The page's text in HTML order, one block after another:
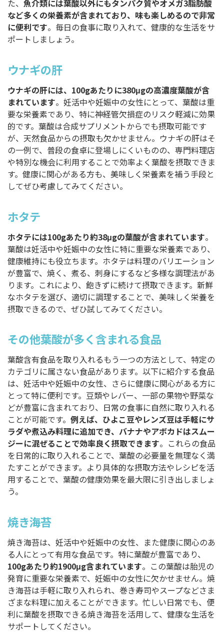
た、 魚介類には葉酸以外にもタンパク質やオメガ3脂肪酸
など多くの栄養素が含まれており、味も楽しめるので非常
に便利です。毎日の食事に取り入れて、健康的な生活をサ
ポートしましょう。
ウナギの肝
ウナギの肝には、100gあたりに380μgの高濃度葉酸が含
まれています。妊活中や妊娠中の女性にとって、葉酸は重
要な栄養素であり、特に神経管欠損症のリスク軽減に効果
的です。葉酸は合成サプリメントからでも摂取可能です
が、天然食品からの摂取も欠かせません。ウナギの肝はそ
の一例で、普段の食卓に登場しにくいものの、専門料理店
や特別な機会に利用することで効率よく葉酸を摂取できま
す。健康に関心がある方も、美味しく栄養素を補う手段と
してぜひ考慮してみてください。
ホタテ
ホタテには100gあたり約38μgの葉酸が含まれています。
葉酸は妊活中や妊娠中の女性に特に重要な栄養素であり、
健康維持にも役立ちます。ホタテは料理のバリエーション
が豊富で、焼く、煮る、刺身にするなど多様な調理法があ
ります。これにより、飽きずに続けて摂取できます。新鮮
なホタテを選び、適切に調理することで、美味しく栄養を
摂取できるので、ぜひ試してみてください。
その他葉酸が多く含まれる食品
葉酸含有食品を取り入れるもう一つの方法として、特定の
カテゴリに属さない食品があります。以下に紹介する食品
は、妊活中や妊娠中の女性、さらに健康に関心がある方に
とって特に便利です。豆類やレバー、一部の果物や野菜な
どが豊富に含まれており、日常の食事に自然に取り入れる
ことが可能です。 例えば、ひよこ豆やレンズ豆は手軽にサ
ラダや煮込み料理に追加でき、バナナやアボカドはスムー
ジーに混ぜることで効率良く摂取できます。これらの食品
を日常的に取り入れることで、葉酸の必要量を無理なく満
たすことができます。より具体的な摂取方法やレシピを活
用することで、葉酸の健康効果を最大限に引き出しましょ
う。
焼き海苔
焼き海苔は、妊活中や妊娠中の女性、また健康に関心のあ
る人にとって有用な食品です。特に葉酸が豊富であり、
100gあたり約1900μg含まれています。この葉酸は胎児の
発育に重要な栄養素で、妊娠中の女性に欠かせません。焼
き海苔は手軽に取り入れられ、巻き寿司やスープなどさま
ざまな料理に加えることができます。忙しい日常でも、便
利に葉酸を摂取できる焼き海苔を活用して、健康な生活を
サポートしてください。